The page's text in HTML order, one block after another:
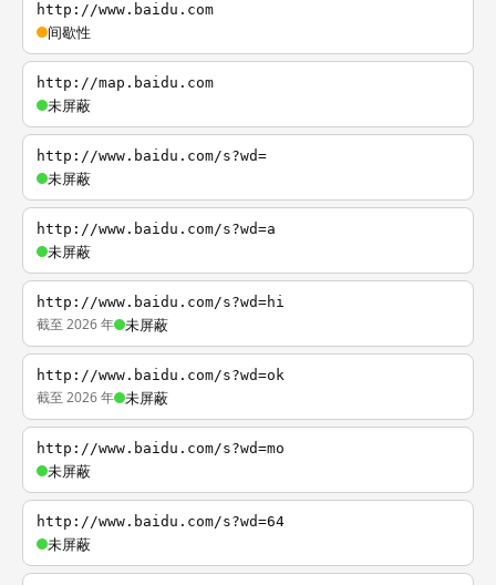
http://www.baidu.com
间歇性
http://map.baidu.com
未屏蔽
http://www.baidu.com/s?wd=
未屏蔽
http://www.baidu.com/s?wd=a
未屏蔽
http://www.baidu.com/s?wd=hi
截至 2026 年 未屏蔽
http://www.baidu.com/s?wd=ok
截至 2026 年 未屏蔽
http://www.baidu.com/s?wd=mo
未屏蔽
http://www.baidu.com/s?wd=64
未屏蔽